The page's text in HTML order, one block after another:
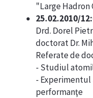
"Large Hadron
25.02.2010/
Drd. Dorel
doctorat Dr.
Referate de
- Studiul
- Experimentul
performanţe